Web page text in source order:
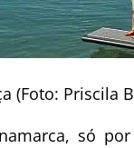
(Foto: Priscila
só